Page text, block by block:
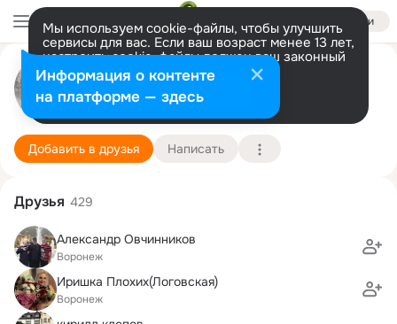
Войти
Мы используем cookie-файлы, чтобы улучшить
сервисы для вас. Если ваш возраст менее 13 лет,
настроить cookie-файлы должен ваш законный
представитель. Больше информации
Разрешить все Настроить
Елена Попова
Воронеж 8 ноября Подробнее
Добавить в друзья Написать
Друзья 429
Александр Овчинников
Воронеж
Иришка Плохих(Логовская)
Воронеж
Информация о контенте
на платформе — здесь